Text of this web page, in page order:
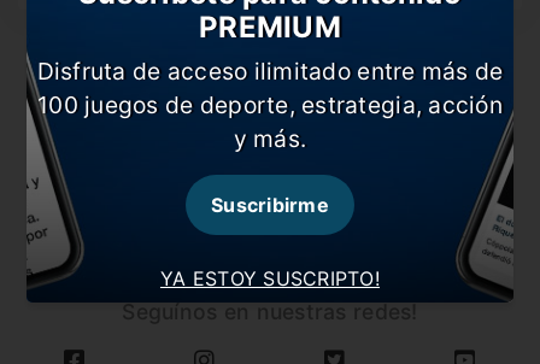
CARGAR MÁS NOTICIAS
Seguínos en nuestras redes!
YA ESTOY SUSCRIPTO!
PREMIUM
Disfruta de acceso ilimitado entre más de
100 juegos de deporte, estrategia, acción
y más.
Suscribirme